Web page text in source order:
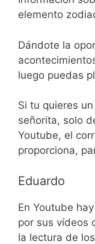
elemento
Dándote la
luego puedas
Si tu quieres
señorita, solo
Youtube, el
proporciona,
Eduardo
En Youtube
por sus vídeos
la lectura de